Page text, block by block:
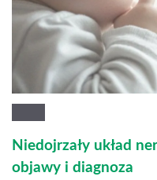
Niedojrzały układ
objawy i diagnoza